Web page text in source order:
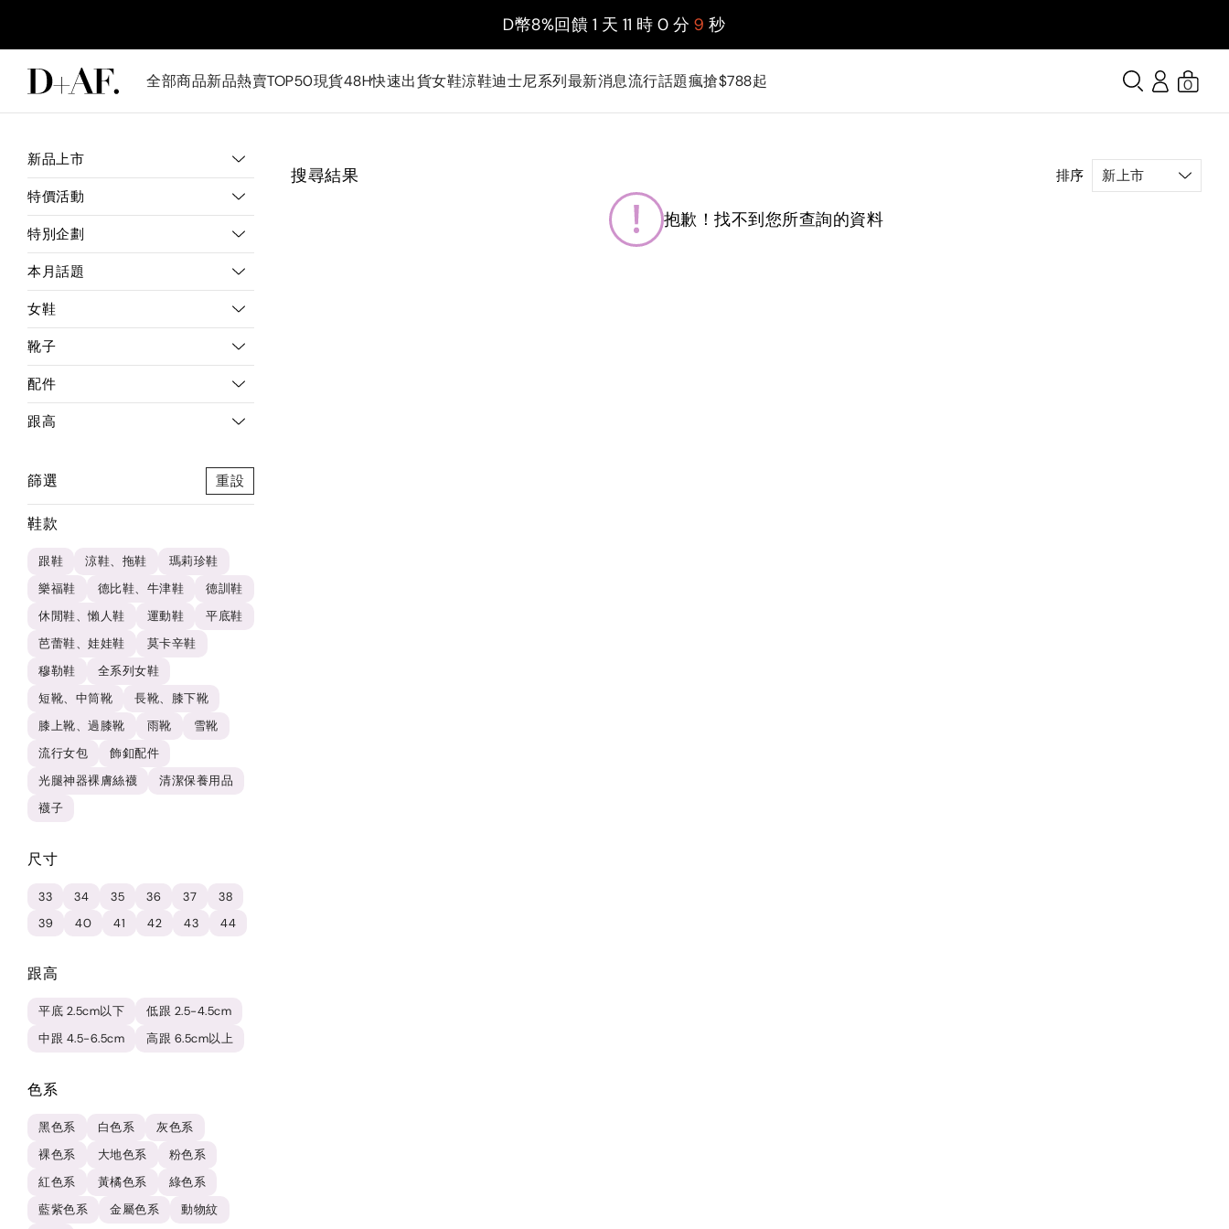
D幣8%回饋 1 天 11 時 0 分 9 秒
全部商品新品熱賣TOP50現貨48H快速出貨女鞋涼鞋迪士尼系列最新消息流行話題瘋搶$788起 0
新品上市
特價活動
特別企劃
本月話題
女鞋
靴子
配件
跟高
篩選 重設
鞋款
跟鞋 涼鞋、拖鞋
瑪莉珍鞋
樂福鞋
德比鞋、牛津鞋
德訓鞋
休閒鞋、懶人鞋
運動鞋
平底鞋
芭蕾鞋、娃娃鞋
莫卡辛鞋
穆勒鞋
全系列女鞋
短靴、中筒靴
長靴、膝下靴
膝上靴、過膝靴
雨靴
雪靴
流行女包
飾釦配件
光腿神器裸膚絲襪
清潔保養用品
襪子
尺寸
33 34 35 36 37
38
39
40 41 42 43 44
跟高
平底 2.5cm以下
低跟 2.5-4.5cm
中跟 4.5-6.5cm
高跟 6.5cm以上
色系
黑色系 白色系
灰色系
裸色系
大地色系
粉色系
紅色系
黃橘色系
綠色系
藍紫色系
金屬色系 動物紋
搜尋結果 排序
抱歉！找不到您所查詢的資料